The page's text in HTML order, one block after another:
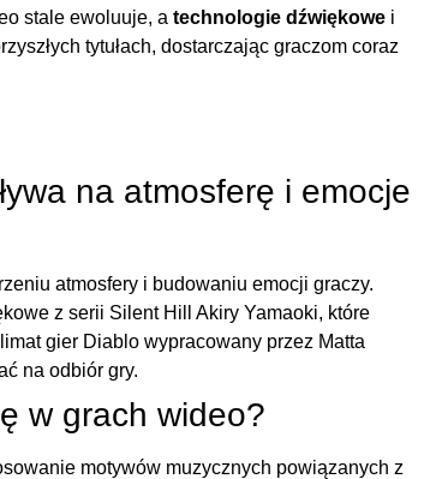
stale ewoluuje, a technologie dźwiękowe i
tytułach, dostarczając graczom coraz
na atmosferę i emocje
atmosfery i budowaniu emocji graczy.
z serii Silent Hill Akiry Yamaoki, które
gier Diablo wypracowany przez Matta
na odbiór gry.
w grach wideo?
motywów muzycznych powiązanych z